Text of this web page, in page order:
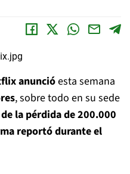
anuncióesta semana
, sobre todo en su sede
la pérdida de 200.000
reportó durante el